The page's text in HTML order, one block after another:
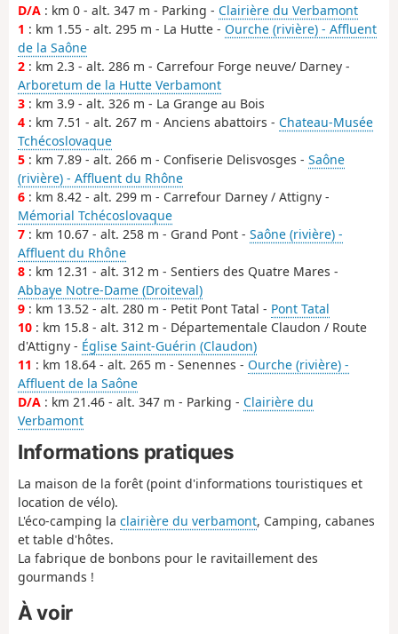
D/A : km 0 - alt. 347 m - Parking - Clairière du Verbamont
1 : km 1.55 - alt. 295 m - La Hutte - Ourche (rivière) - Affluent
de la Saône
2 : km 2.3 - alt. 286 m - Carrefour Forge neuve/ Darney -
Arboretum de la Hutte Verbamont
3 : km 3.9 - alt. 326 m - La Grange au Bois
4 : km 7.51 - alt. 267 m - Anciens abattoirs - Chateau-Musée
Tchécoslovaque
5 : km 7.89 - alt. 266 m - Confiserie Delisvosges - Saône
(rivière) - Affluent du Rhône
6 : km 8.42 - alt. 299 m - Carrefour Darney / Attigny -
Mémorial Tchécoslovaque
7 : km 10.67 - alt. 258 m - Grand Pont - Saône (rivière) -
Affluent du Rhône
8 : km 12.31 - alt. 312 m - Sentiers des Quatre Mares -
Abbaye Notre-Dame (Droiteval)
9 : km 13.52 - alt. 280 m - Petit Pont Tatal - Pont Tatal
10 : km 15.8 - alt. 312 m - Départementale Claudon / Route
d'Attigny - Église Saint-Guérin (Claudon)
11 : km 18.64 - alt. 265 m - Senennes - Ourche (rivière) -
Affluent de la Saône
D/A : km 21.46 - alt. 347 m - Parking - Clairière du
Verbamont
Informations pratiques
La maison de la forêt (point d'informations touristiques et
location de vélo).
L'éco-camping la clairière du verbamont, Camping, cabanes
et table d'hôtes.
La fabrique de bonbons pour le ravitaillement des
gourmands !
À voir